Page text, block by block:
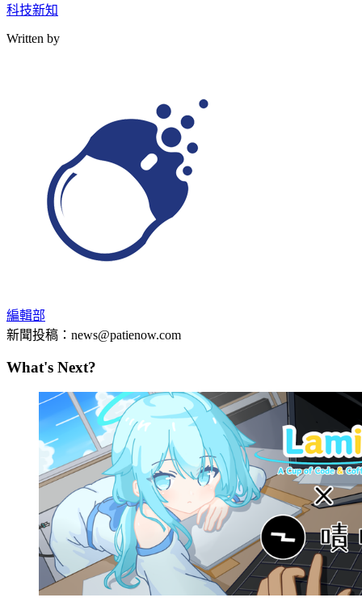
科技新知
Written by
編輯部
新聞投稿：news@patienow.com
What's Next?